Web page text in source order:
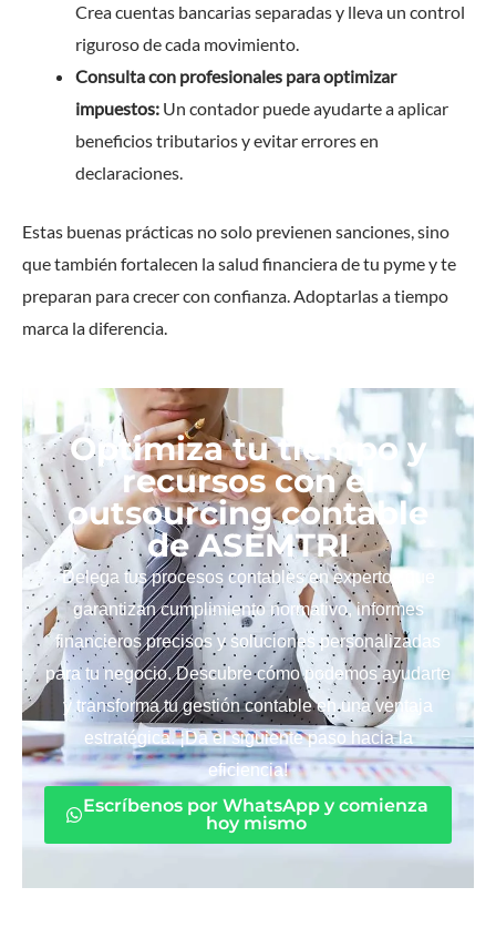
Crea cuentas bancarias separadas y lleva un control
riguroso de cada movimiento.
Consulta con profesionales para optimizar
impuestos: Un contador puede ayudarte a aplicar
beneficios tributarios y evitar errores en
declaraciones.
Estas buenas prácticas no solo previenen sanciones, sino
que también fortalecen la salud financiera de tu pyme y te
preparan para crecer con confianza. Adoptarlas a tiempo
marca la diferencia.
Optimiza tu tiempo y
recursos con el
outsourcing contable
de ASEMTRI
Delega tus procesos contables en expertos que
garantizan cumplimiento normativo, informes
financieros precisos y soluciones personalizadas
para tu negocio. Descubre cómo podemos ayudarte
y transforma tu gestión contable en una ventaja
estratégica. ¡Da el siguiente paso hacia la
eficiencia!
Escríbenos por WhatsApp y comienza
hoy mismo